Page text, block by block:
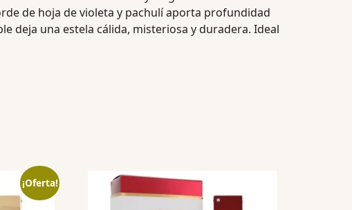
de hoja de violeta y pachulí aporta profundidad
deja una estela cálida, misteriosa y duradera. Ideal
¡Oferta!